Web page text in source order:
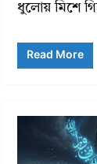
ধুলোয় মিশে
Read More